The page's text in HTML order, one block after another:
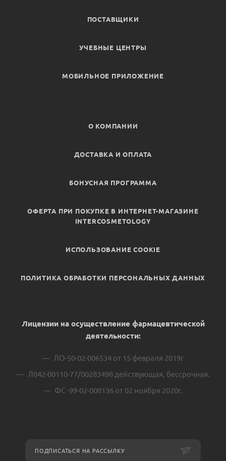
ПОСТАВЩИКИ
УЧЕБНЫЕ ЦЕНТРЫ
МОБИЛЬНОЕ ПРИЛОЖЕНИЕ
О КОМПАНИИ
ДОСТАВКА И ОПЛАТА
БОНУСНАЯ ПРОГРАММА
ОФЕРТА ПРИ ПОКУПКЕ В ИНТЕРНЕТ-МАГАЗИНЕ
INTERCOSMETOLOGY
ИСПОЛЬЗОВАНИЕ COOKIE
ПОЛИТИКА ОБРАБОТКИ ПЕРСОНАЛЬНЫХ ДАННЫХ
Лицензии на осуществление фармацевтической
деятельности:
ЛО-50-02-006534 от 15 февраля 2019г
Л042-00110-77/00283498 действующая, бессрочная.
ФС -99-02-008136 от 02 ноября 2020г.
ПОДПИСАТЬСЯ НА РАССЫЛКУ